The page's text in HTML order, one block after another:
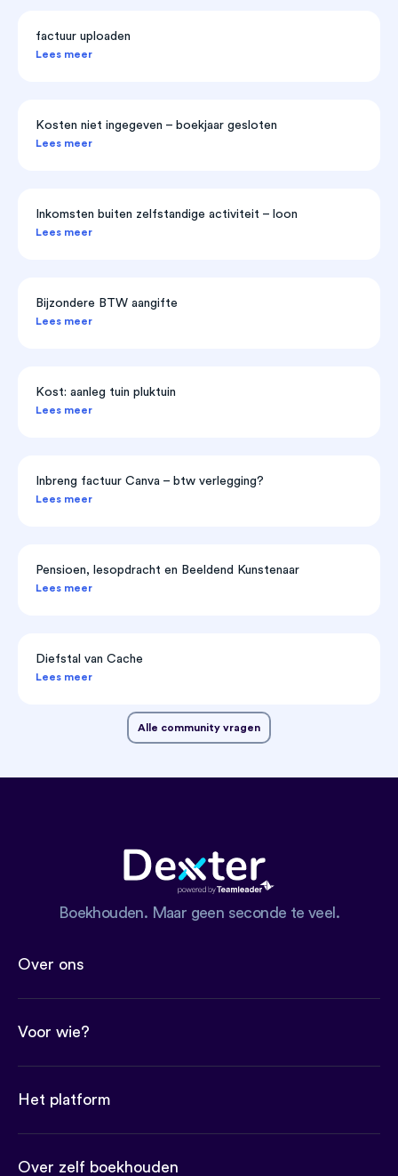
factuur uploaden
Lees meer
Kosten niet ingegeven – boekjaar gesloten
Lees meer
Inkomsten buiten zelfstandige activiteit – loon
Lees meer
Bijzondere BTW aangifte
Lees meer
Kost: aanleg tuin pluktuin
Lees meer
Inbreng factuur Canva – btw verlegging?
Lees meer
Pensioen, lesopdracht en Beeldend Kunstenaar
Lees meer
Diefstal van Cache
Lees meer
Alle community vragen
Boekhouden. Maar geen seconde te veel.
Over ons
Voor wie?
Het platform
Over zelf boekhouden